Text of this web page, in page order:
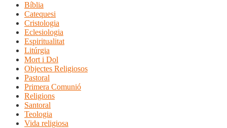
Bíblia
Catequesi
Cristologia
Eclesiologia
Espiritualitat
Litúrgia
Mort i Dol
Objectes Religiosos
Pastoral
Primera Comunió
Religions
Santoral
Teologia
Vida religiosa